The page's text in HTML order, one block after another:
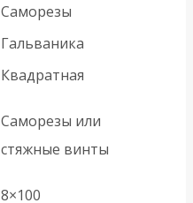
Саморезы
Гальваника
Квадратная
Саморезы или
стяжные винты
8×100